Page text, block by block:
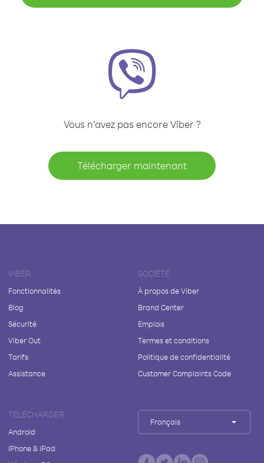
Vous n’avez pas encore Viber ?
Télécharger maintenant
VIBER
Fonctionnalités
Blog
Sécurité
Viber Out
Tarifs
Assistance
SOCIÉTÉ
À propos de Viber
Brand Center
Emplois
Termes et conditions
Politique de confidentialité
Customer Complaints Code
TÉLÉCHARGER
Android
iPhone & iPad
Français